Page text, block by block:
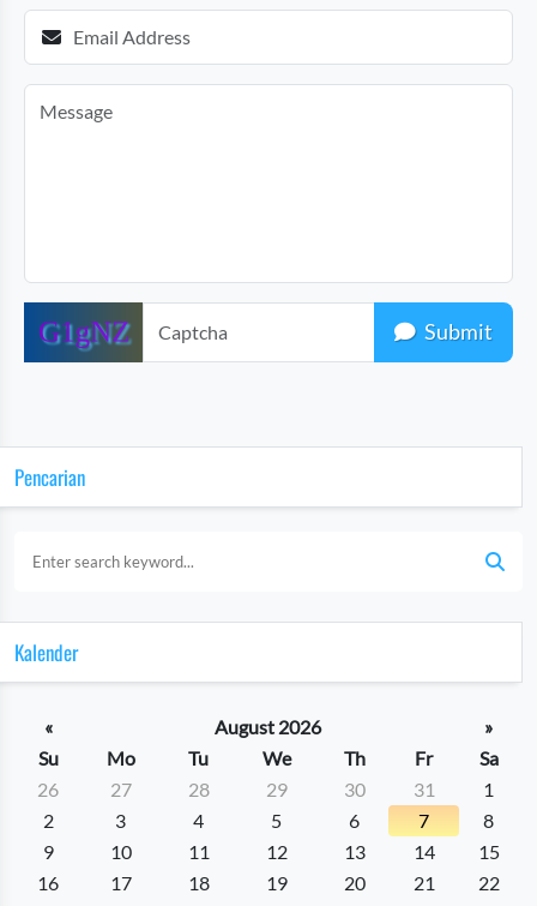
Submit
Pencarian
Kalender
« August 2026
»
Su
Mo Tu We Th Fr
Sa
26
27 28 29 30 31
1
2
3 4 5 6 7
8
9
10 11 12 13 14
15
16
17 18 19 20 21
22